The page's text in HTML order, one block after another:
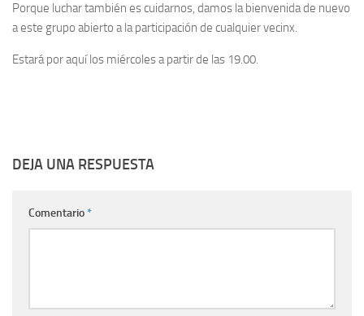
Porque luchar también es cuidarnos, damos la bienvenida de nuevo
a este grupo abierto a la participación de cualquier vecinx.
Estará por aquí los miércoles a partir de las 19.00.
DEJA UNA RESPUESTA
Comentario*